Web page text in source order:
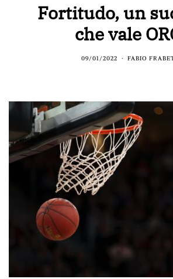
Fortitudo, un
che vale
09/01/2022 FABIO